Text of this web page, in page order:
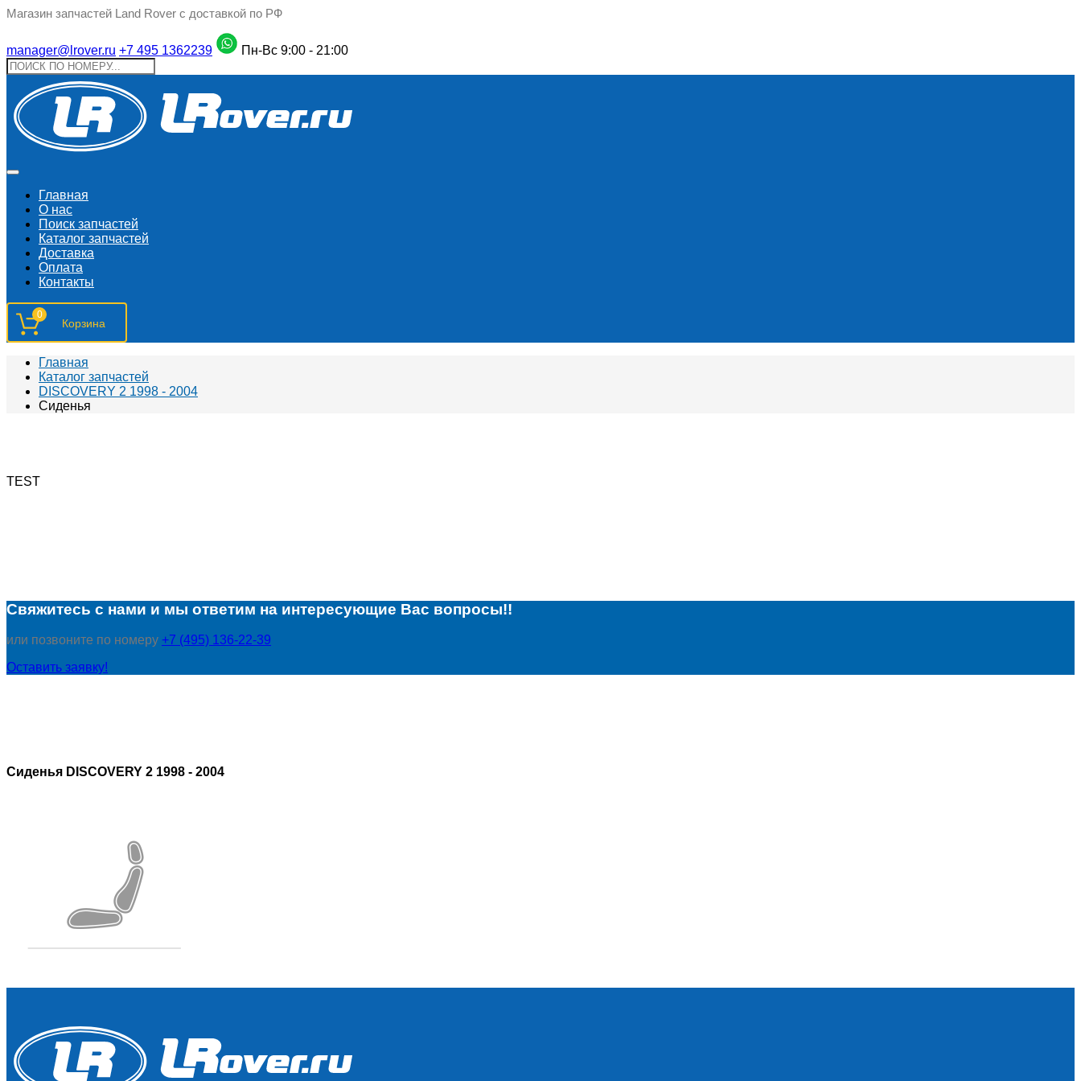
Магазин запчастей Land Rover с доставкой по РФ
manager@lrover.ru +7 495 1362239 Пн-Вс 9:00 - 21:00
Главная
О нас
Поиск запчастeй
Каталог запчастей
Доставка
Оплата
Контакты
0
Главная
Каталог запчастей
DISCOVERY 2 1998 - 2004
Сиденья
TEST
Свяжитесь с нами и мы ответим на интересующие Вас вопросы!!
или позвоните по номеру +7 (495) 136-22-39
Оставить заявку!
Сиденья DISCOVERY 2 1998 - 2004